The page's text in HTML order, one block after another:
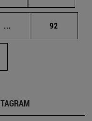
... Páginas intermedias
Página
92